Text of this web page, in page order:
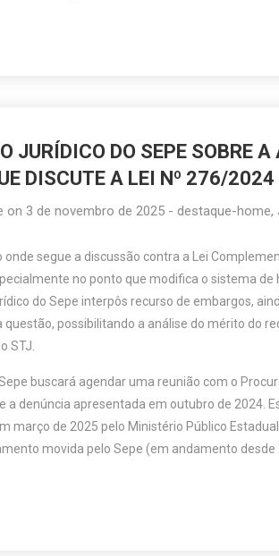
JURÍDICO DO SEPE SOBRE
DISCUTE A LEI Nº 276/
on 3 de novembro de 2025 - destaque-home,
onde segue a discussão contra a Lei
no ponto que modifica o sistema
do Sepe interpôs recurso de embargos,
possibilitando a análise do mérito do
STJ.
buscará agendar uma reunião com o
a denúncia apresentada em outubro de 2024.
março de 2025 pelo Ministério Público
movida pelo Sepe (em andamento